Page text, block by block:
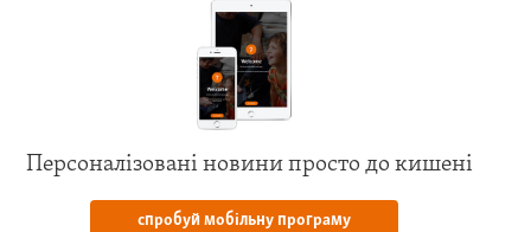
Персоналізовані новини просто до кишені
спробуй мобільну програму